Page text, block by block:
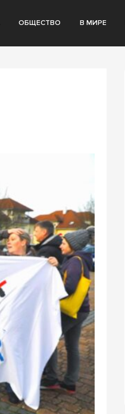
ОБЩЕСТВО В МИРЕ